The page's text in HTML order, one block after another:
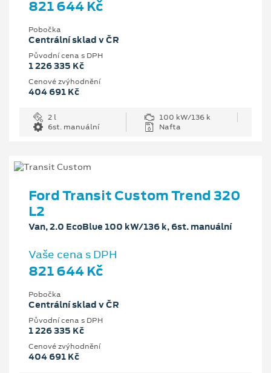
821 644 Kč
Pobočka
Centrální sklad v ČR
Původní cena s DPH
1 226 335 Kč
Cenové zvýhodnění
404 691 Kč
2 l
100 kW/136 k
6st. manuální
Nafta
Ford Transit Custom Trend 320
L2
Van, 2.0 EcoBlue 100 kW/136 k, 6st. manuální
Vaše cena s DPH
821 644 Kč
Pobočka
Centrální sklad v ČR
Původní cena s DPH
1 226 335 Kč
Cenové zvýhodnění
404 691 Kč